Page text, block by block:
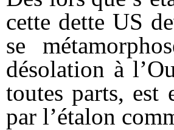
cette dette US
se
désolation à
toutes parts, est
par l’étalon